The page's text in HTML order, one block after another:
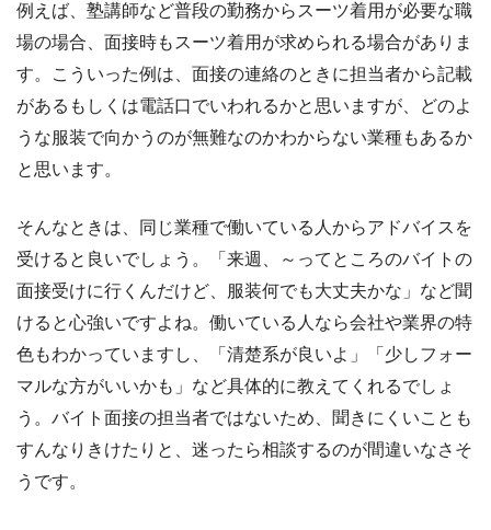
例えば、塾講師など普段の勤務からスーツ着用が必要な職
場の場合、面接時もスーツ着用が求められる場合がありま
す。こういった例は、面接の連絡のときに担当者から記載
があるもしくは電話口でいわれるかと思いますが、どのよ
うな服装で向かうのが無難なのかわからない業種もあるか
と思います。
そんなときは、同じ業種で働いている人からアドバイスを
受けると良いでしょう。「来週、～ってところのバイトの
面接受けに行くんだけど、服装何でも大丈夫かな」など聞
けると心強いですよね。働いている人なら会社や業界の特
色もわかっていますし、「清楚系が良いよ」「少しフォー
マルな方がいいかも」など具体的に教えてくれるでしょ
う。バイト面接の担当者ではないため、聞きにくいことも
すんなりきけたりと、迷ったら相談するのが間違いなさそ
うです。